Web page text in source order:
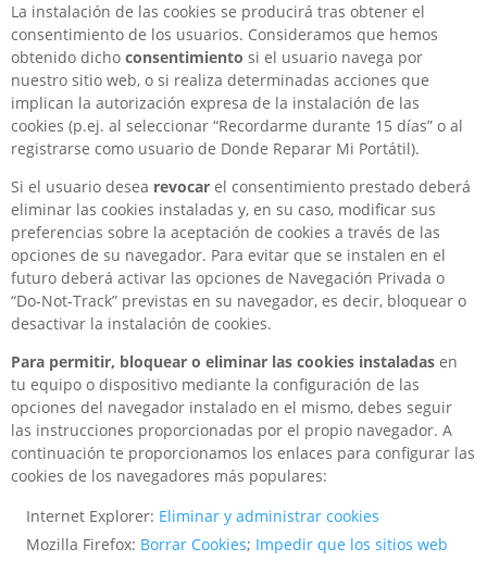
La instalación de las cookies se producirá tras obtener el
consentimiento de los usuarios. Consideramos que hemos
obtenido dicho consentimiento si el usuario navega por
nuestro sitio web, o si realiza determinadas acciones que
implican la autorización expresa de la instalación de las
cookies (p.ej. al seleccionar “Recordarme durante 15 días” o al
registrarse como usuario de Donde Reparar Mi Portátil).
Si el usuario desea revocar el consentimiento prestado deberá
eliminar las cookies instaladas y, en su caso, modificar sus
preferencias sobre la aceptación de cookies a través de las
opciones de su navegador. Para evitar que se instalen en el
futuro deberá activar las opciones de Navegación Privada o
“Do-Not-Track” previstas en su navegador, es decir, bloquear o
desactivar la instalación de cookies.
Para permitir, bloquear o eliminar las cookies instaladas en
tu equipo o dispositivo mediante la configuración de las
opciones del navegador instalado en el mismo, debes seguir
las instrucciones proporcionadas por el propio navegador. A
continuación te proporcionamos los enlaces para configurar las
cookies de los navegadores más populares:
Internet Explorer: Eliminar y administrar cookies
Mozilla Firefox: Borrar Cookies; Impedir que los sitios web